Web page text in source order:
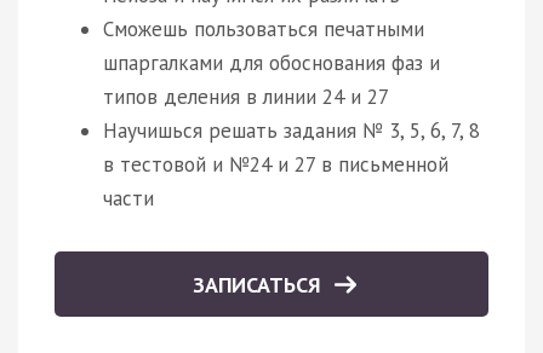
Сможешь пользоваться печатными
шпаргалками для обоснования фаз и
типов деления в линии 24 и 27
Научишься решать задания № 3, 5, 6, 7, 8
в тестовой и №24 и 27 в письменной
части
ЗАПИСАТЬСЯ